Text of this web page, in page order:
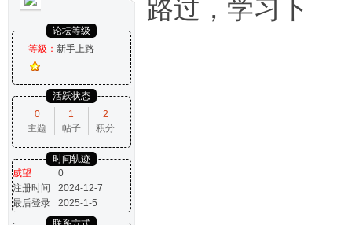
论坛等级
等級： 新手上路
活跃状态
0
主题
1
帖子
2
积分
时间轨迹
威望
0
注册时间
2024-12-7
最后登录
2025-1-5
路过，学习下